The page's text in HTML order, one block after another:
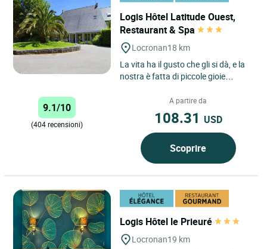
Logis Hôtel Latitude Ouest,
Restaurant & Spa
Locronan18 km
La vita ha il gusto che gli si dà, e la
nostra è fatta di piccole gioie
9.1/10
(404 recensioni)
A partire da
108.31 USD
Scoprire
Logis Hôtel le Prieuré
Locronan19 km